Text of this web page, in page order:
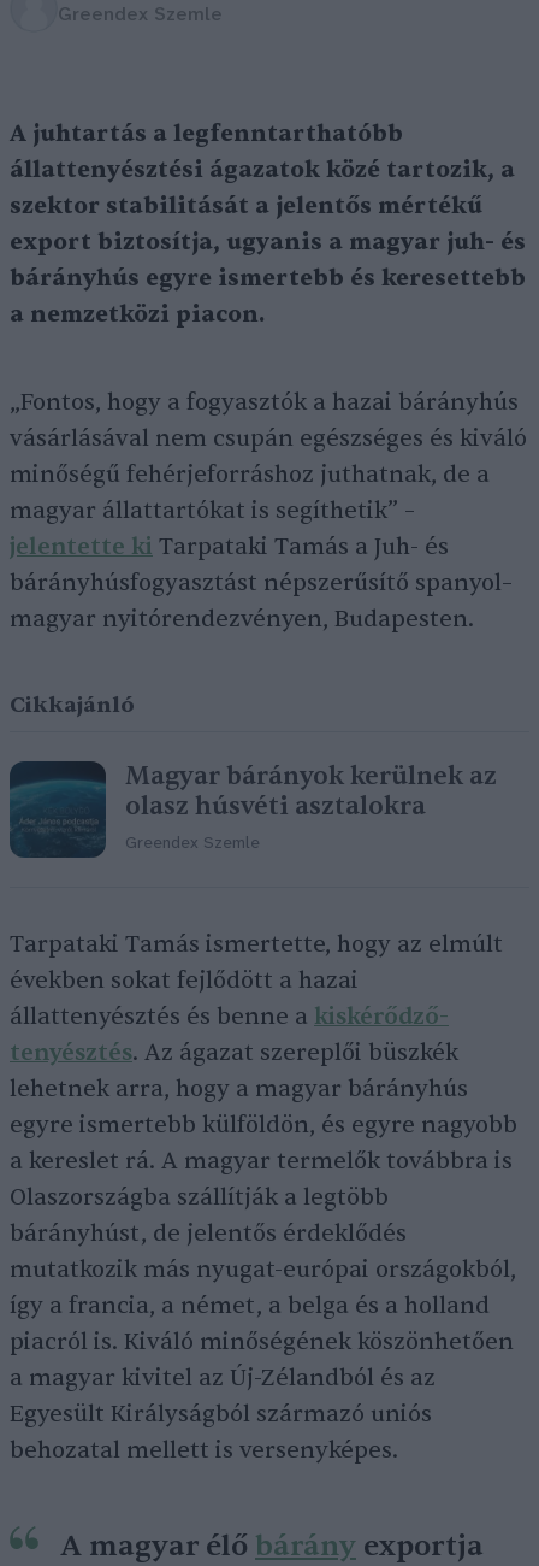
Greendex Szemle
A juhtartás a legfenntarthatóbb
állattenyésztési ágazatok közé tartozik, a
szektor stabilitását a jelentős mértékű
export biztosítja, ugyanis a magyar juh- és
bárányhús egyre ismertebb és keresettebb
a nemzetközi piacon.
„Fontos, hogy a fogyasztók a hazai bárányhús
vásárlásával nem csupán egészséges és kiváló
minőségű fehérjeforráshoz juthatnak, de a
magyar állattartókat is segíthetik” –
jelentette ki Tarpataki Tamás a Juh- és
bárányhúsfogyasztást népszerűsítő spanyol–
magyar nyitórendezvényen, Budapesten.
Cikkajánló
Magyar bárányok kerülnek az
olasz húsvéti asztalokra
Greendex Szemle
Tarpataki Tamás ismertette, hogy az elmúlt
években sokat fejlődött a hazai
állattenyésztés és benne a kiskérődző-
tenyésztés. Az ágazat szereplői büszkék
lehetnek arra, hogy a magyar bárányhús
egyre ismertebb külföldön, és egyre nagyobb
a kereslet rá. A magyar termelők továbbra is
Olaszországba szállítják a legtöbb
bárányhúst, de jelentős érdeklődés
mutatkozik más nyugat-európai országokból,
így a francia, a német, a belga és a holland
piacról is. Kiváló minőségének köszönhetően
a magyar kivitel az Új-Zélandból és az
Egyesült Királyságból származó uniós
behozatal mellett is versenyképes.
A magyar élő bárány exportja